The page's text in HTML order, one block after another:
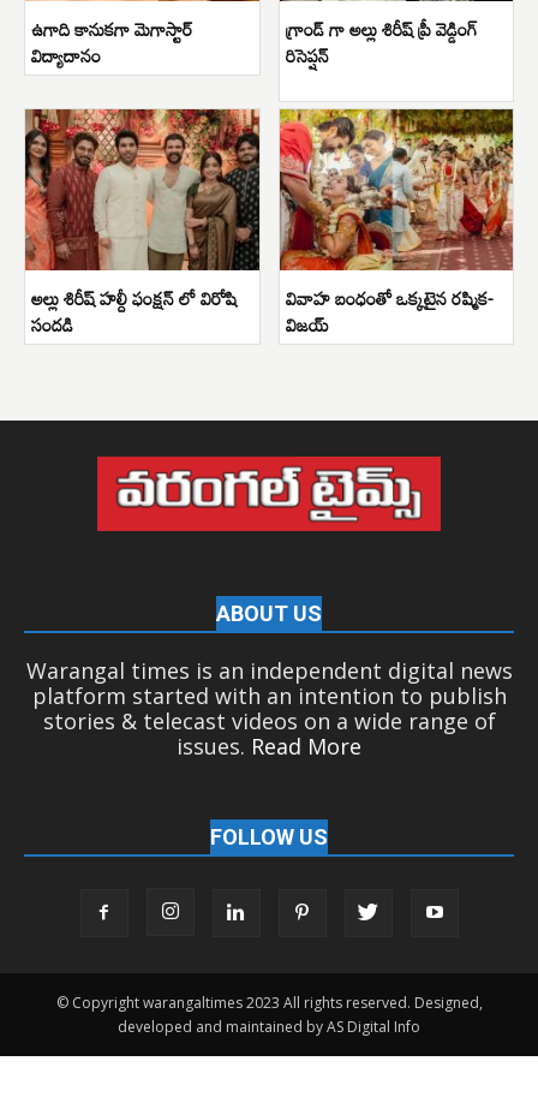
ఉగాది కానుకగా మెగాస్టార్
విద్యాదానం
గ్రాండ్ గా అల్లు శిరీష్ ప్రీ వెడ్డింగ్
రిసెప్షన్
అల్లు శిరీష్ హల్దీ ఫంక్షన్ లో విరోషి
సందడి
వివాహ బంధంతో ఒక్కటైన రష్మిక-
విజయ్
ABOUT US
Warangal times is an independent digital news
platform started with an intention to publish
stories & telecast videos on a wide range of
issues. Read More
FOLLOW US
© Copyright warangaltimes 2023 All rights reserved. Designed,
developed and maintained by AS Digital Info